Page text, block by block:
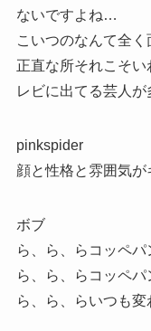
ないですよね…
こいつのなんて全
正直な所それこそ
レビに出てる芸人
pinkspider
顔と性格と雰囲気
ボブ
ら、ら、らコッペパ
ら、ら、らコッペパ
ら、ら、らいつも変